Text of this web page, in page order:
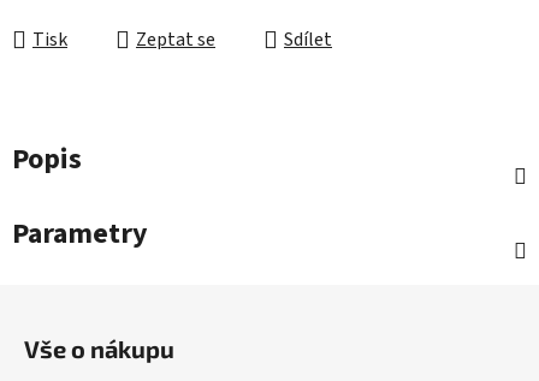
Tisk Zeptat se Sdílet
Popis
Parametry
Vše o nákupu